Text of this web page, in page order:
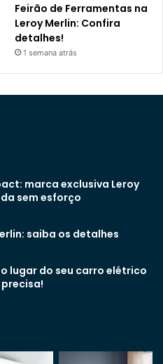
Feirão de Ferramentas na
Leroy Merlin: Confira
detalhes!
1 semana atrás
marca exclusiva Leroy
sem esforço
saiba os detalhes
lugar do seu carro elétrico